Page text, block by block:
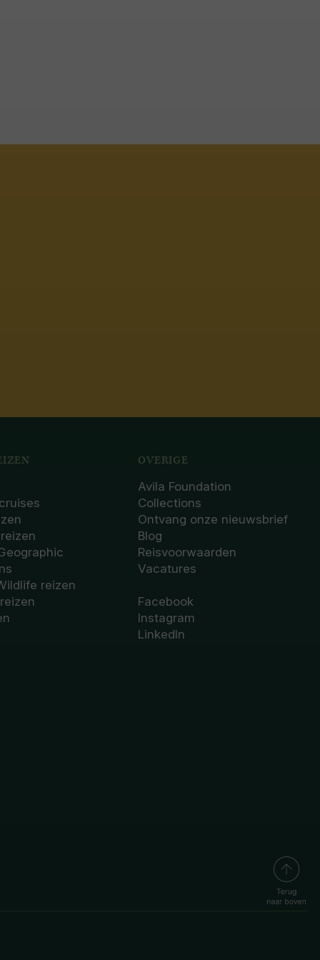
reizen
OVERIGE
Avila Foundation
Collections
Ontvang onze nieuwsbrief
Blog
Reisvoorwaarden
Vacatures
Facebook
Instagram
LinkedIn